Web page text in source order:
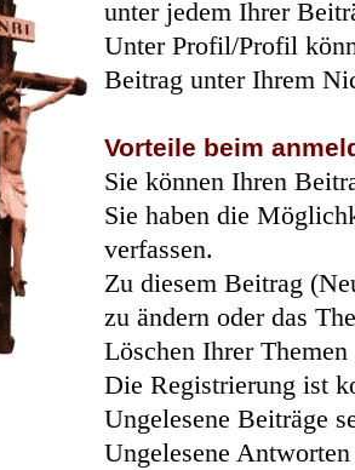
unter jedem Ihrer
Unter Profil/Profil
Beitrag unter Ihrem
Vorteile beim
Sie können Ihren
Sie haben die
verfassen.
Zu diesem Beitrag
zu ändern oder das
Löschen Ihrer
Die Registrierung ist
Ungelesene Beiträge
Ungelesene